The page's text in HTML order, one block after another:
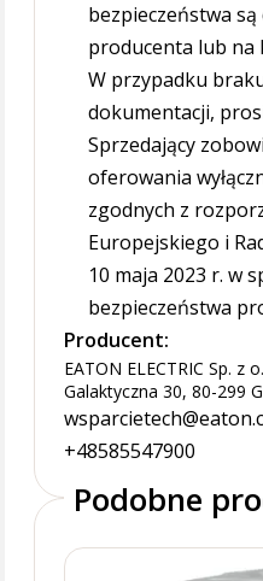
bezpieczeństwa
producenta lub na
W przypadku
dokumentacji,
Sprzedający
oferowania
zgodnych z
Europejskiego i
10 maja 2023 r. w
bezpieczeństwa
Producent:
EATON ELECTRIC Sp. z
Galaktyczna 30, 80-299
+48585547900
Podobne